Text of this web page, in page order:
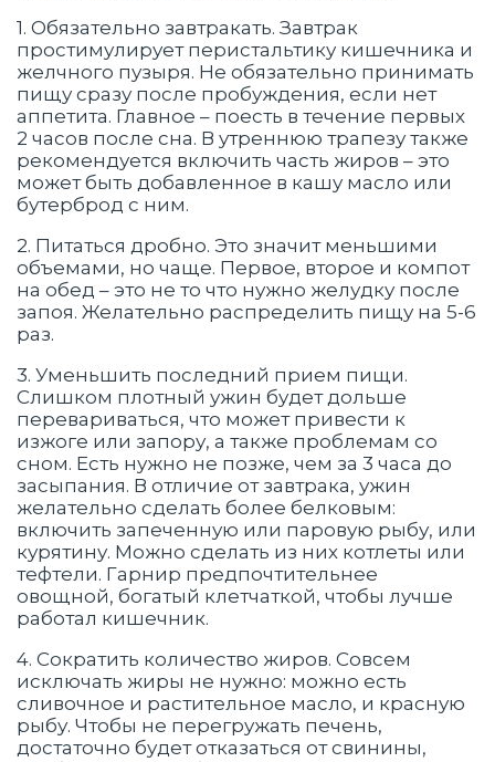
1. Обязательно завтракать. Завтрак
простимулирует перистальтику кишечника и
желчного пузыря. Не обязательно принимать
пищу сразу после пробуждения, если нет
аппетита. Главное – поесть в течение первых
2 часов после сна. В утреннюю трапезу также
рекомендуется включить часть жиров – это
может быть добавленное в кашу масло или
бутерброд с ним.
2. Питаться дробно. Это значит меньшими
объемами, но чаще. Первое, второе и компот
на обед – это не то что нужно желудку после
запоя. Желательно распределить пищу на 5-6
раз.
3. Уменьшить последний прием пищи.
Слишком плотный ужин будет дольше
перевариваться, что может привести к
изжоге или запору, а также проблемам со
сном. Есть нужно не позже, чем за 3 часа до
засыпания. В отличие от завтрака, ужин
желательно сделать более белковым:
включить запеченную или паровую рыбу, или
курятину. Можно сделать из них котлеты или
тефтели. Гарнир предпочтительнее
овощной, богатый клетчаткой, чтобы лучше
работал кишечник.
4. Сократить количество жиров. Совсем
исключать жиры не нужно: можно есть
сливочное и растительное масло, и красную
рыбу. Чтобы не перегружать печень,
достаточно будет отказаться от свинины,